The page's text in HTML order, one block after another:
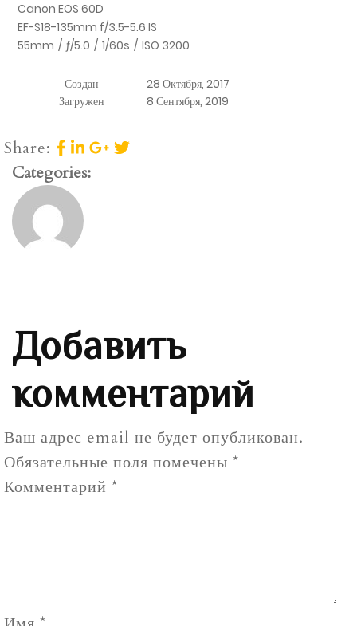
Canon EOS 60D
EF-S18-135mm f/3.5-5.6 IS
55mm / ƒ/5.0 / 1/60s / ISO 3200
Создан
28 Октября, 2017
Загружен
8 Сентября, 2019
Share:
Categories:
Добавить
комментарий
Ваш адрес email не будет опубликован.
Обязательные поля помечены *
Комментарий *